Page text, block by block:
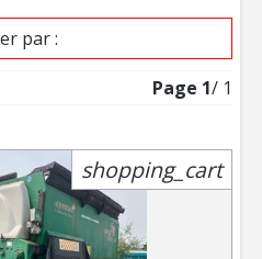
par :
Page 1/ 1
shopping_cart